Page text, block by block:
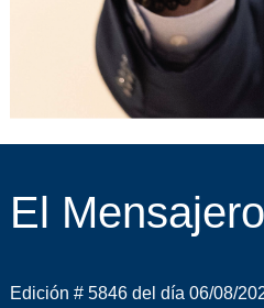
El
Edición # 5846 del día 06/08/